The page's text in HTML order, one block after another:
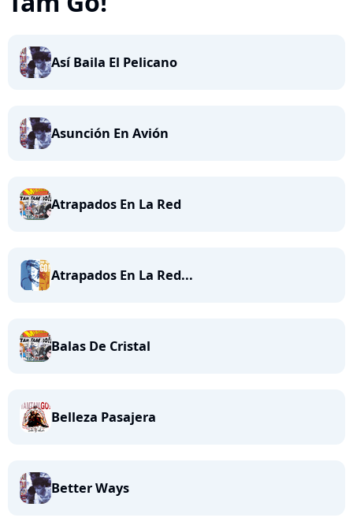
Así Baila El Pelicano
Asunción En Avión
Atrapados En La Red
Atrapados En La Red...
Balas De Cristal
Belleza Pasajera
Better Ways